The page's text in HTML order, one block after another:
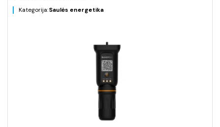
Kategorija:Saulės energetika